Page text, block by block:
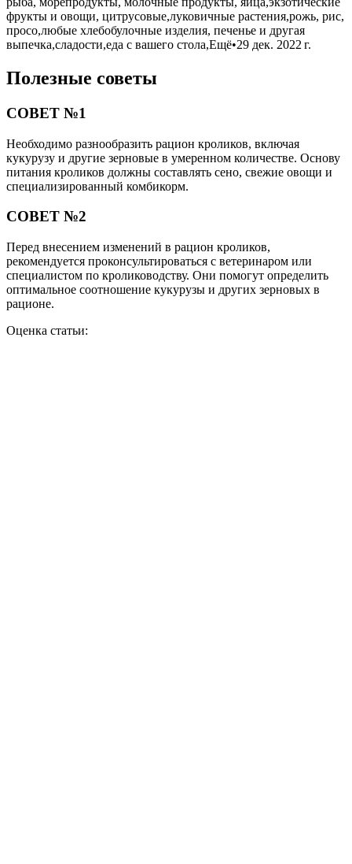
фрукты и овощи, цитрусовые,луковичные растения,рожь, рис,
просо,любые хлебобулочные изделия, печенье и другая
выпечка,сладости,еда с вашего стола,Ещё•29 дек. 2022 г.
Полезные советы
СОВЕТ №1
Необходимо разнообразить рацион кроликов, включая
кукурузу и другие зерновые в умеренном количестве. Основу
питания кроликов должны составлять сено, свежие овощи и
специализированный комбикорм.
СОВЕТ №2
Перед внесением изменений в рацион кроликов,
рекомендуется проконсультироваться с ветеринаром или
специалистом по кролиководству. Они помогут определить
оптимальное соотношение кукурузы и других зерновых в
рационе.
Оценка статьи: